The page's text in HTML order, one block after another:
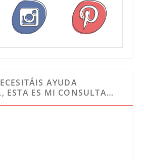
AYUDA
ESTA ES MI CONSULTA…